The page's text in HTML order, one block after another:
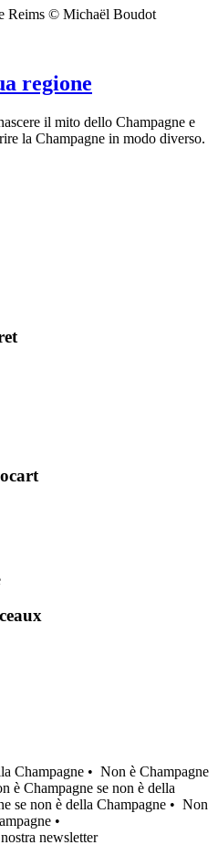
regione
il mito dello Champagne e
la Champagne in modo diverso.
Champagne • Non è Champagne
è Champagne se non è della
se non è della Champagne • Non
•
newsletter